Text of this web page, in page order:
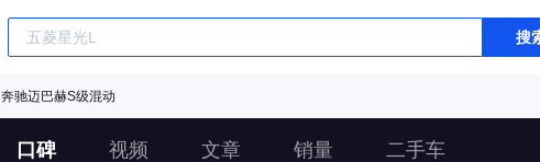
搜
奔驰迈巴赫S级混动
口碑 视频 文章 销量 二手车